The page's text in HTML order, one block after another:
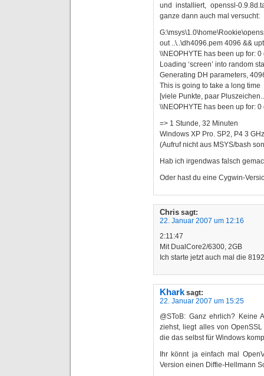
und installiert, openssl-
ganze dann auch mal versucht:
out ..\..\dh4096.pem 4096 &&
\\NEOPHYTE has been up for:
Loading ‘screen’ into random
Generating DH parameters,
This is going to take a long time
[viele Punkte, paar
\\NEOPHYTE has been up for:
=> 1 Stunde, 32 Minuten
Windows XP Pro. SP2, P4 3
(Aufruf nicht aus MSYS/bash
Hab ich irgendwas falsch
Oder hast du eine Cygwin-
Chris sagt:
22. Januar 2007 um 12:16
2:11:47
Mit DualCore2/6300, 2GB
Ich starte jetzt auch mal die
Khark sagt:
22. Januar 2007 um 15:25
@SToB: Ganz ehrlich? Keine
ziehst, liegt alles von
die das selbst für Windows
Ihr könnt ja einfach mal
Version einen Diffie-Hellmann